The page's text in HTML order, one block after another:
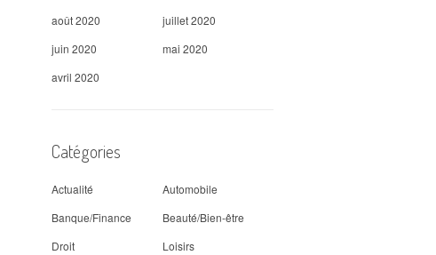
août 2020
juillet 2020
juin 2020
mai 2020
avril 2020
Catégories
Actualité
Automobile
Banque/Finance
Beauté/Bien-être
Droit
Loisirs